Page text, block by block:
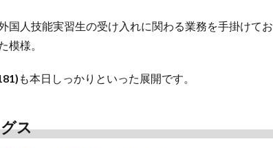
国人技能実習生の受け入れに関わる業務を手掛けてお
模様。
も本日しっかりといった展開です。
ス